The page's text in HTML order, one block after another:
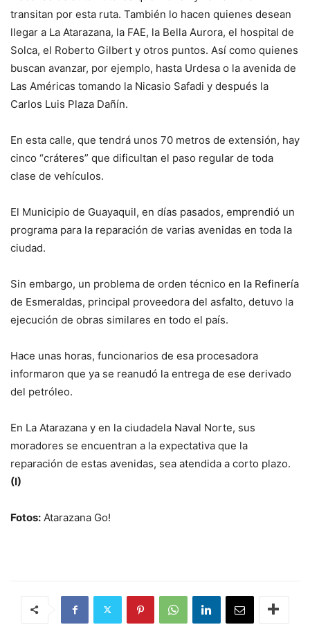
transitan por esta ruta. También lo hacen quienes desean
llegar a La Atarazana, la FAE, la Bella Aurora, el hospital de
Solca, el Roberto Gilbert y otros puntos. Así como quienes
buscan avanzar, por ejemplo, hasta Urdesa o la avenida de
Las Américas tomando la Nicasio Safadi y después la
Carlos Luis Plaza Dañín.
En esta calle, que tendrá unos 70 metros de extensión, hay
cinco “cráteres” que dificultan el paso regular de toda
clase de vehículos.
El Municipio de Guayaquil, en días pasados, emprendió un
programa para la reparación de varias avenidas en toda la
ciudad.
Sin embargo, un problema de orden técnico en la Refinería
de Esmeraldas, principal proveedora del asfalto, detuvo la
ejecución de obras similares en todo el país.
Hace unas horas, funcionarios de esa procesadora
informaron que ya se reanudó la entrega de ese derivado
del petróleo.
En La Atarazana y en la ciudadela Naval Norte, sus
moradores se encuentran a la expectativa que la
reparación de estas avenidas, sea atendida a corto plazo.
(I)
Fotos: Atarazana Go!